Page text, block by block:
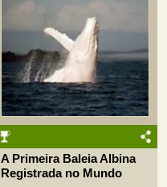
A Primeira Baleia Albina
Registrada no Mundo